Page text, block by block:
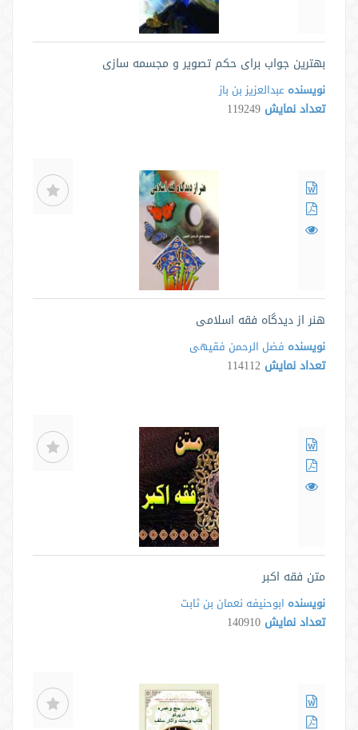
بهترین جواب برای حکم تصویر و مجسمه سازی
نویسنده عبدالعزیز بن باز
تعداد نمایش 119249
هنر از دیدگاه فقه اسلامی
نویسنده فضل الرحمن فقیهی
تعداد نمایش 114112
متن فقه اکبر
نویسنده ابوحنیفه نعمان بن ثابت
تعداد نمایش 140910